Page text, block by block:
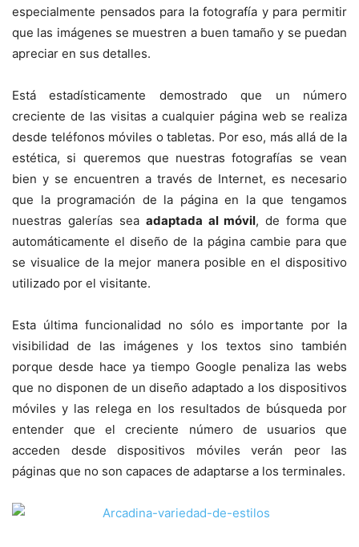
especialmente pensados para la fotografía y para permitir
que las imágenes se muestren a buen tamaño y se puedan
apreciar en sus detalles.
Está estadísticamente demostrado que un número
creciente de las visitas a cualquier página web se realiza
desde teléfonos móviles o tabletas. Por eso, más allá de la
estética, si queremos que nuestras fotografías se vean
bien y se encuentren a través de Internet, es necesario
que la programación de la página en la que tengamos
nuestras galerías sea adaptada al móvil, de forma que
automáticamente el diseño de la página cambie para que
se visualice de la mejor manera posible en el dispositivo
utilizado por el visitante.
Esta última funcionalidad no sólo es importante por la
visibilidad de las imágenes y los textos sino también
porque desde hace ya tiempo Google penaliza las webs
que no disponen de un diseño adaptado a los dispositivos
móviles y las relega en los resultados de búsqueda por
entender que el creciente número de usuarios que
acceden desde dispositivos móviles verán peor las
páginas que no son capaces de adaptarse a los terminales.